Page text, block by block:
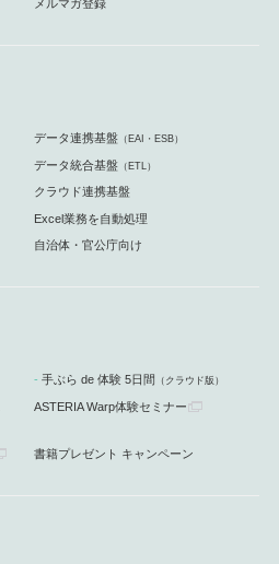
メルマガ登録
データ連携基盤 （EAI・ESB）
データ統合基盤 （ETL）
クラウド連携基盤
Excel業務を自動処理
自治体・官公庁向け
手ぶら de 体験 5日間 （クラウド版）
ASTERIA Warp体験セミナー
書籍プレゼント キャンペーン